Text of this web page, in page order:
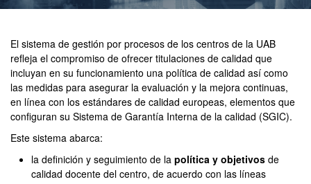
Máster Oficial - Gestión
El sistema de gestión por procesos de los centros de la UAB
refleja el compromiso de ofrecer titulaciones de calidad que
incluyan en su funcionamiento una política de calidad así como
las medidas para asegurar la evaluación y la mejora continuas,
en línea con los estándares de calidad europeas, elementos que
configuran su Sistema de Garantía Interna de la calidad (SGIC).
Este sistema abarca:
la definición y seguimiento de la política y objetivos de
calidad docente del centro, de acuerdo con las líneas